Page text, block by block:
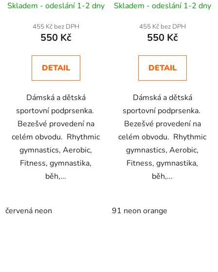
Skladem - odeslání 1-2 dny
455 Kč bez DPH
550 Kč
DETAIL
Dámská a dětská
sportovní podprsenka.
Bezešvé provedení na
celém obvodu. Rhythmic
gymnastics, Aerobic,
Fitness, gymnastika,
běh,...
červená neon
Skladem - odeslání 1-2 dny
455 Kč bez DPH
550 Kč
DETAIL
Dámská a dětská
sportovní podprsenka.
Bezešvé provedení na
celém obvodu. Rhythmic
gymnastics, Aerobic,
Fitness, gymnastika,
běh,...
91 neon orange